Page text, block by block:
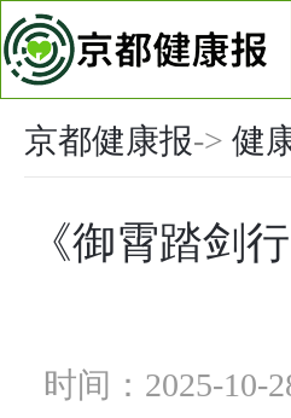
京都健康报-> 健
《御霄踏剑
时间：2025-